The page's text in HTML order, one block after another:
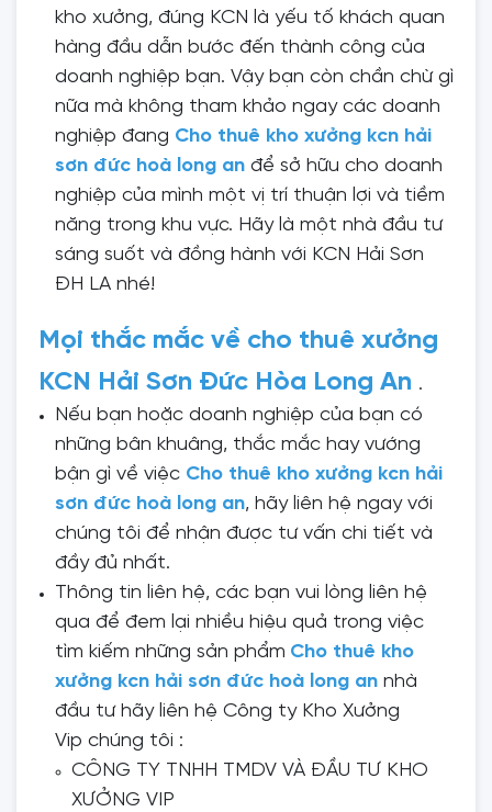
kho xưởng, đúng KCN là yếu tố khách quan
hàng đầu dẫn bước đến thành công của
doanh nghiệp bạn. Vậy bạn còn chần chừ gì
nữa mà không tham khảo ngay các doanh
nghiệp đang Cho thuê kho xưởng kcn hải
sơn đức hoà long an để sở hữu cho doanh
nghiệp của mình một vị trí thuận lợi và tiềm
năng trong khu vực. Hãy là một nhà đầu tư
sáng suốt và đồng hành với KCN Hải Sơn
ĐH LA nhé!
Mọi thắc mắc về cho thuê xưởng
KCN Hải Sơn Đức Hòa Long An .
Nếu bạn hoặc doanh nghiệp của bạn có
những bân khuâng, thắc mắc hay vướng
bận gì về việc Cho thuê kho xưởng kcn hải
sơn đức hoà long an, hãy liên hệ ngay với
chúng tôi để nhận được tư vấn chi tiết và
đầy đủ nhất.
Thông tin liên hệ, các bạn vui lòng liên hệ
qua để đem lại nhiều hiệu quả trong việc
tìm kiếm những sản phẩm Cho thuê kho
xưởng kcn hải sơn đức hoà long an nhà
đầu tư hãy liên hệ Công ty Kho Xưởng
Vip chúng tôi :
CÔNG TY TNHH TMDV VÀ ĐẦU TƯ KHO
XƯỞNG VIP